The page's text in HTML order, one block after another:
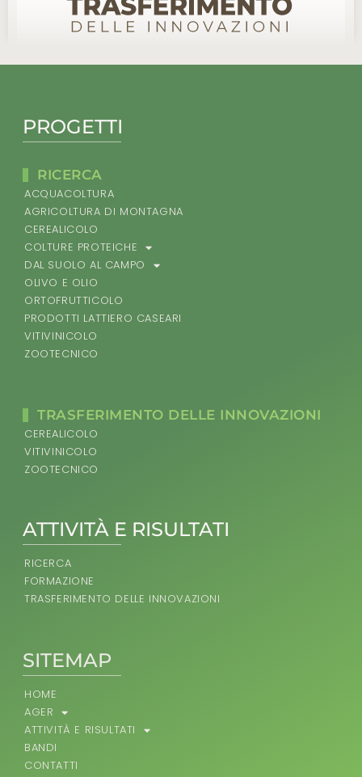
ATTIVITÀ E RISULTATI
RICERCA
FORMAZIONE
TRASFERIMENTO DELLE INNOVAZIONI
SITEMAP
HOME
AGER
ATTIVITÀ E RISULTATI
BANDI
CONTATTI
PROGETTI
RICERCA
ACQUACOLTURA
AGRICOLTURA DI MONTAGNA
CEREALICOLO
COLTURE PROTEICHE
DAL SUOLO AL CAMPO
OLIVO E OLIO
ORTOFRUTTICOLO
PRODOTTI LATTIERO CASEARI
VITIVINICOLO
ZOOTECNICO
TRASFERIMENTO DELLE INNOVAZIONI
CEREALICOLO
VITIVINICOLO
ZOOTECNICO